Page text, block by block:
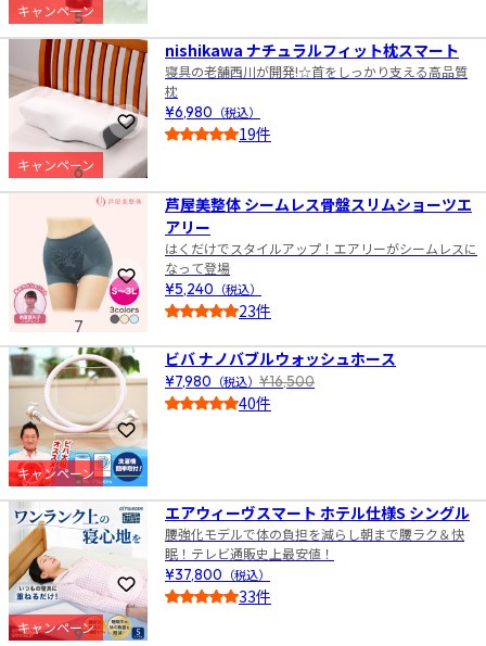
キャンペーン
お気に入りに登録
キャンペーン
5
nishikawa ナチュラルフィット枕スマート
寝具の老舗西川が開発!☆首をしっかり支える高品質
枕
¥6,980 （税込）
19件
お気に入りに登録
6
芦屋美整体 シームレス骨盤スリムショーツエ
アリー
はくだけでスタイルアップ！エアリーがシームレスに
なって登場
¥5,240 （税込）
23件
お気に入りに登録
キャンペーン
7
ビバ ナノバブルウォッシュホース
¥7,980 （税込） ¥16,500
40件
お気に入りに登録
キャンペーン
8
エアウィーヴスマート ホテル仕様S シングル
腰強化モデルで体の負担を減らし朝まで腰ラク＆快
眠！テレビ通販史上最安値！
¥37,800 （税込）
33件
9